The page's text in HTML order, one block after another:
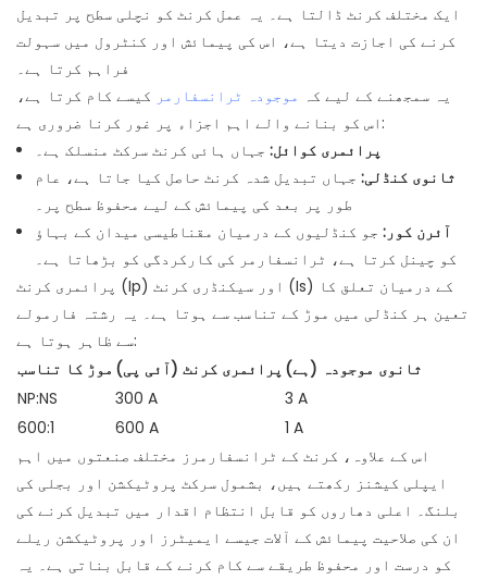
ایک مختلف کرنٹ ڈالتا ہے۔ یہ عمل کرنٹ کو نچلی سطح پر تبدیل
کرنے کی اجازت دیتا ہے، اس کی پیمائش اور کنٹرول میں سہولت
فراہم کرتا ہے۔
یہ سمجھنے کے لیے کہ موجودہ ٹرانسفارمر کیسے کام کرتا ہے،
اس کو بنانے والے اہم اجزاء پر غور کرنا ضروری ہے:
پرائمری کوائل: جہاں ہائی کرنٹ سرکٹ منسلک ہے۔
ثانوی کنڈلی: جہاں تبدیل شدہ کرنٹ حاصل کیا جاتا ہے، عام
طور پر بعد کی پیمائش کے لیے محفوظ سطح پر۔
آئرن کور: جو کنڈلیوں کے درمیان مقناطیسی میدان کے بہاؤ
کو چینل کرتا ہے، ٹرانسفارمر کی کارکردگی کو بڑھاتا ہے۔
پرائمری کرنٹ (Ip) اور سیکنڈری کرنٹ (Is) کے درمیان تعلق کا
تعین ہر کنڈلی میں موڑ کے تناسب سے ہوتا ہے۔ یہ رشتہ فارمولے
سے ظاہر ہوتا ہے:
موڑ کا تناسب پرائمری کرنٹ (آئی پی) ثانوی موجودہ (ہے)
NP:NS
300 A
3 A
600:1
600⁢ A
1 A
اس کے علاوہ، کرنٹ کے ٹرانسفارمرز مختلف صنعتوں میں اہم
ایپلی کیشنز رکھتے ہیں، بشمول سرکٹ پروٹیکشن اور بجلی کی
بلنگ۔ اعلی دھاروں کو قابل انتظام اقدار میں تبدیل کرنے کی
ان کی صلاحیت پیمائش کے آلات جیسے ایمیٹرز اور پروٹیکشن ریلے
کو درست اور محفوظ طریقے سے کام کرنے کے قابل بناتی ہے۔ یہ